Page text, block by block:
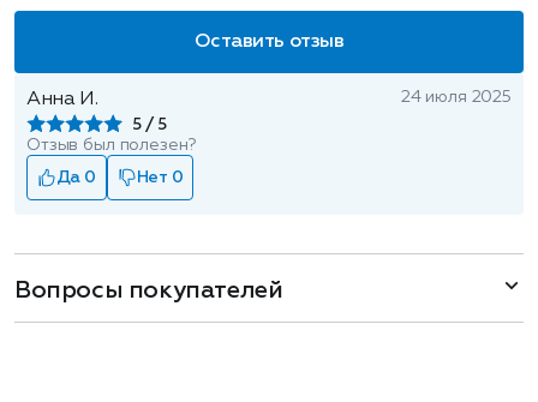
Оставить отзыв
Анна И.
5
24 июля 2025
Отзыв был полезен?
Да 0
Нет 0
Вопросы покупателей